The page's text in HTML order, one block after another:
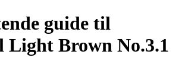
guide til
Light Brown No.3.1